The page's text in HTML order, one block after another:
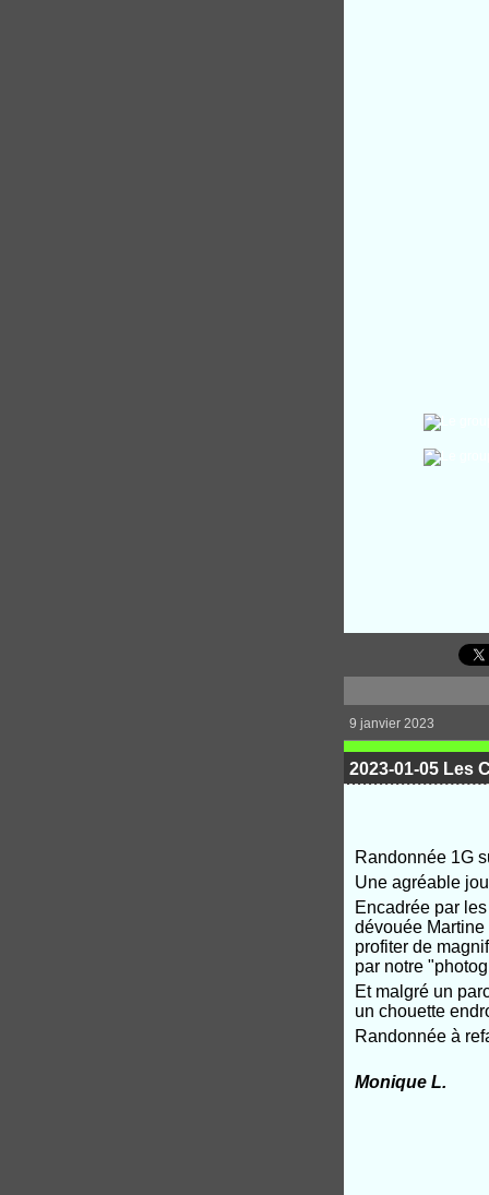
9 janvier 2023
2023-01-05 Les
Randonnée 1G
Une agréable
Encadrée par
dévouée
profiter de
par notre
Et malgré un
un chouette
Randonnée à
Monique L.